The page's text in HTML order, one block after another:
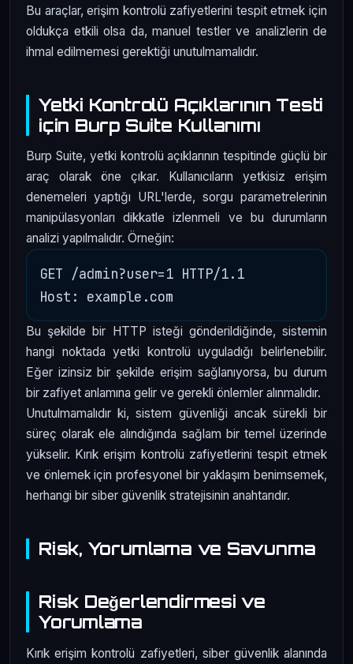
Bu araçlar, erişim kontrolü zafiyetlerini tespit etmek için
oldukça etkili olsa da, manuel testler ve analizlerin de
ihmal edilmemesi gerektiği unutulmamalıdır.
Yetki Kontrolü Açıklarının Testi
için Burp Suite Kullanımı
Burp Suite, yetki kontrolü açıklarının tespitinde güçlü bir
araç olarak öne çıkar. Kullanıcıların yetkisiz erişim
denemeleri yaptığı URL'lerde, sorgu parametrelerinin
manipülasyonları dikkatle izlenmeli ve bu durumların
analizi yapılmalıdır. Örneğin:
GET /admin?user=1 HTTP/1.1
Bu şekilde bir HTTP isteği gönderildiğinde, sistemin
hangi noktada yetki kontrolü uyguladığı belirlenebilir.
Eğer izinsiz bir şekilde erişim sağlanıyorsa, bu durum
bir zafiyet anlamına gelir ve gerekli önlemler alınmalıdır.
Unutulmamalıdır ki, sistem güvenliği ancak sürekli bir
süreç olarak ele alındığında sağlam bir temel üzerinde
yükselir. Kırık erişim kontrolü zafiyetlerini tespit etmek
ve önlemek için profesyonel bir yaklaşım benimsemek,
herhangi bir siber güvenlik stratejisinin anahtarıdır.
Risk, Yorumlama ve Savunma
Risk Değerlendirmesi ve
Yorumlama
Kırık erişim kontrolü zafiyetleri, siber güvenlik alanında